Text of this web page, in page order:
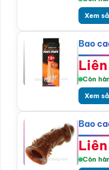
Xem
Bao
Liên
Còn
Xem
Bao
Liên
Còn